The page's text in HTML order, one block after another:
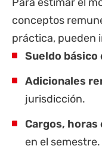
conceptos
práctica, pueden
Sueldo básico
Adicionales
jurisdicción.
Cargos, horas
en el semestre.